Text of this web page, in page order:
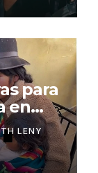
para
en
LENY